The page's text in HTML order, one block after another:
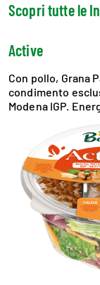
Scopri tutte le
Active
Con pollo, Grana
condimento
Modena IGP.